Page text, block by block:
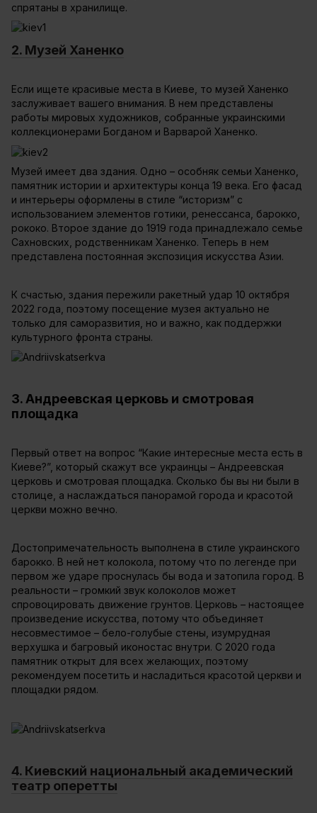
спрятаны в хранилище.
2. Музей Ханенко
Если ищете красивые места в Киеве, то музей Ханенко
заслуживает вашего внимания. В нем представлены
работы мировых художников, собранные украинскими
коллекционерами Богданом и Варварой Ханенко.
Музей имеет два здания. Одно – особняк семьи Ханенко,
памятник истории и архитектуры конца 19 века. Его фасад
и интерьеры оформлены в стиле “историзм” с
использованием элементов готики, ренессанса, барокко,
рококо. Второе здание до 1919 года принадлежало семье
Сахновских, родственникам Ханенко. Теперь в нем
представлена постоянная экспозиция искусства Азии.
К счастью, здания пережили ракетный удар 10 октября
2022 года, поэтому посещение музея актуально не
только для саморазвития, но и важно, как поддержки
культурного фронта страны.
3. Андреевская церковь и смотровая
площадка
Первый ответ на вопрос “Какие интересные места есть в
Киеве?”, который скажут все украинцы – Андреевская
церковь и смотровая площадка. Сколько бы вы ни были в
столице, а наслаждаться панорамой города и красотой
церкви можно вечно.
Достопримечательность выполнена в стиле украинского
барокко. В ней нет колокола, потому что по легенде при
первом же ударе проснулась бы вода и затопила город. В
реальности – громкий звук колоколов может
спровоцировать движение грунтов. Церковь – настоящее
произведение искусства, потому что объединяет
несовместимое – бело-голубые стены, изумрудная
верхушка и багровый иконостас внутри. С 2020 года
памятник открыт для всех желающих, поэтому
рекомендуем посетить и насладиться красотой церкви и
площадки рядом.
4. Киевский национальный академический
театр оперетты